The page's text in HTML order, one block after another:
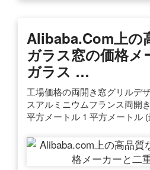
Alibaba.com上の
ガラス窓の価格メ
ガラス …
工場価格の両開き窓グリルデ
スアルミニウムフランス両開
平方メートル 1 平方メートル